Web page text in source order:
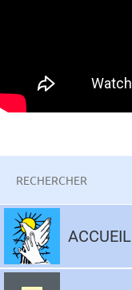
clés
Aller
contenu
ACCUEIL